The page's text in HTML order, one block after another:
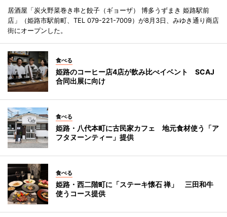
居酒屋「炭火野菜巻き串と餃子（ギョーザ） 博多うずまき 姫路駅前
店」（姫路市駅前町、TEL 079-221-7009）が8月3日、みゆき通り商店
街にオープンした。
食べる
姫路のコーヒー店4店が飲み比べイベント SCAJ
合同出展に向け
食べる
姫路・八代本町に古民家カフェ 地元食材使う「ア
フタヌーンティー」提供
食べる
姫路・西二階町に「ステーキ懐石 禅」 三田和牛
使うコース提供